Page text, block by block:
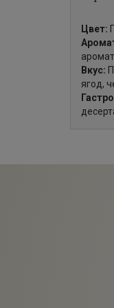
Цвет:
Вкус:
ягод,